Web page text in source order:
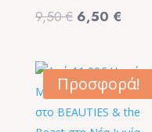
9,50€ Original
9,50 €.
6,50 €
είναι:
6,50
Προσφορά!